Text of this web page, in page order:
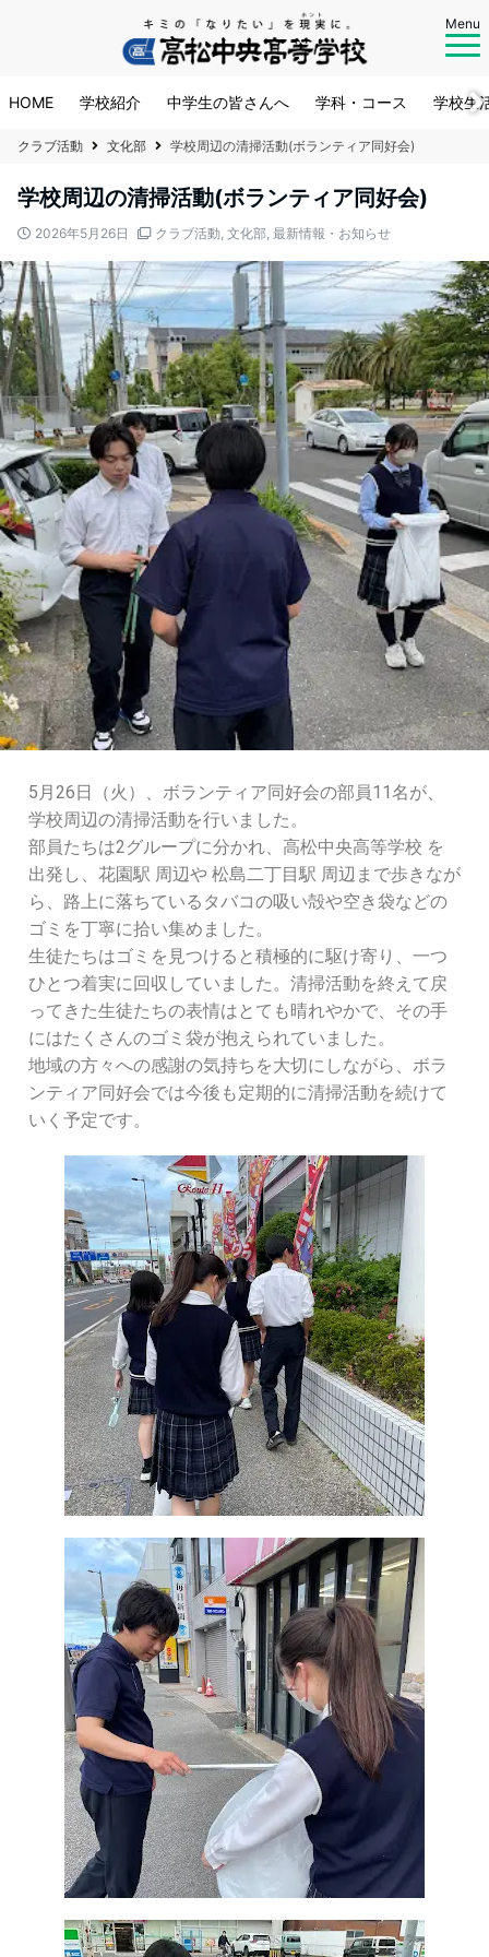
Menu
HOME 学校紹介 中学生の皆さんへ 学科・コース 学校生
クラブ活動 文化部 学校周辺の清掃活動(ボランティア同好会)
学校周辺の清掃活動(ボランティア同好会)
2026年5月26日 クラブ活動, 文化部, 最新情報・お知らせ
5月26日（火）、ボランティア同好会の部員11名が、
学校周辺の清掃活動を行いました。
部員たちは2グループに分かれ、高松中央高等学校 を
出発し、花園駅 周辺や 松島二丁目駅 周辺まで歩きなが
ら、路上に落ちているタバコの吸い殻や空き袋などの
ゴミを丁寧に拾い集めました。
生徒たちはゴミを見つけると積極的に駆け寄り、一つ
ひとつ着実に回収していました。清掃活動を終えて戻
ってきた生徒たちの表情はとても晴れやかで、その手
にはたくさんのゴミ袋が抱えられていました。
地域の方々への感謝の気持ちを大切にしながら、ボラ
ンティア同好会では今後も定期的に清掃活動を続けて
いく予定です。